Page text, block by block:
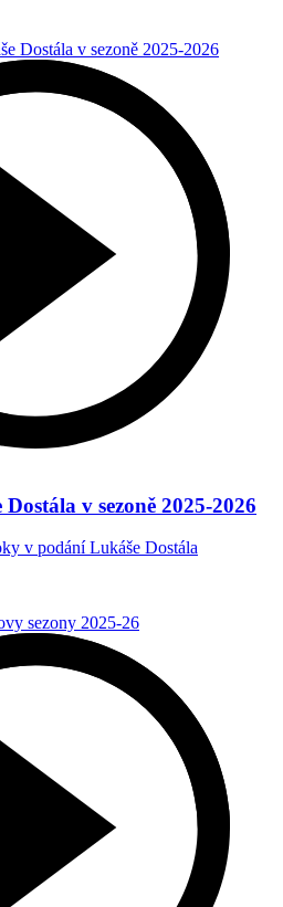
v sezoně 2025-2026
v podání Lukáše Dostála